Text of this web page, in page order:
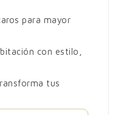
para mayor
con estilo,
tus